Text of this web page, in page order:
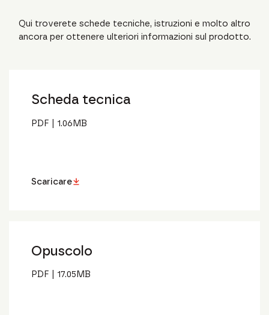
Qui troverete schede tecniche, istruzioni e molto altro
ancora per ottenere ulteriori informazioni sul prodotto.
Scheda tecnica
PDF 1.06MB
Scaricare
Opuscolo
PDF 17.05 MB